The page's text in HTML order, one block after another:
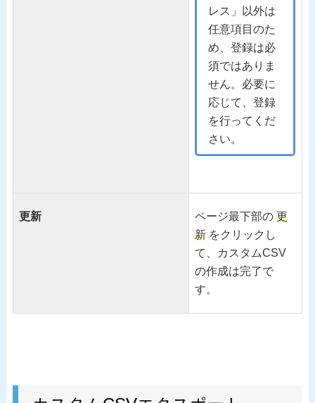
レス」以外は
任意項目のた
め、登録は必
須ではありま
せん。必要に
応じて、登録
を行ってくだ
さい。
更新 ページ最下部の 更
新をクリックし
て、カスタムCSV
の作成は完了で
す。